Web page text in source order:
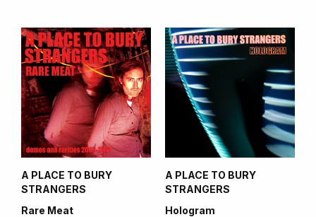
A PLACE TO BURY
STRANGERS
Rare Meat
A PLACE TO BURY
STRANGERS
Hologram